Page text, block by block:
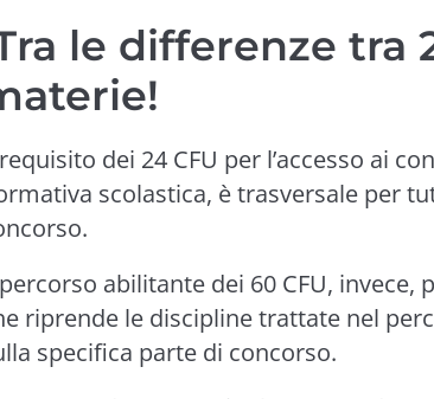
le differenze tra
dei 24 CFU per l’accesso ai
scolastica, è trasversale per
abilitante dei 60 CFU, invece,
riprende le discipline trattate nel
specifica parte di concorso.